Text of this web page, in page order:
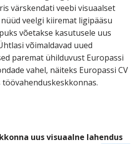
värskendati veebi visuaalset
veelgi kiiremat ligipääsu
võetakse kasutusele uus
võimaldavad uued
paremat ühilduvust Europassi
vahel, näiteks Europassi CV
uus visuaalne lahendus